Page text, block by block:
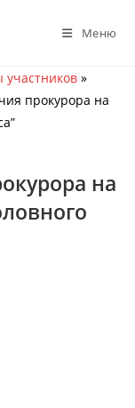
Меню
участников »
прокурора на
на